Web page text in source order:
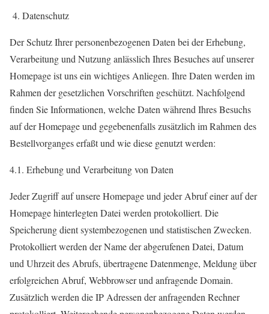
4. Datenschutz
Der Schutz Ihrer personenbezogenen Daten bei der Erhebung,
Verarbeitung und Nutzung anlässlich Ihres Besuches auf unserer
Homepage ist uns ein wichtiges Anliegen. Ihre Daten werden im
Rahmen der gesetzlichen Vorschriften geschützt. Nachfolgend
finden Sie Informationen, welche Daten während Ihres Besuchs
auf der Homepage und gegebenenfalls zusätzlich im Rahmen des
Bestellvorganges erfaßt und wie diese genutzt werden:
4.1. Erhebung und Verarbeitung von Daten
Jeder Zugriff auf unsere Homepage und jeder Abruf einer auf der
Homepage hinterlegten Datei werden protokolliert. Die
Speicherung dient systembezogenen und statistischen Zwecken.
Protokolliert werden der Name der abgerufenen Datei, Datum
und Uhrzeit des Abrufs, übertragene Datenmenge, Meldung über
erfolgreichen Abruf, Webbrowser und anfragende Domain.
Zusätzlich werden die IP Adressen der anfragenden Rechner